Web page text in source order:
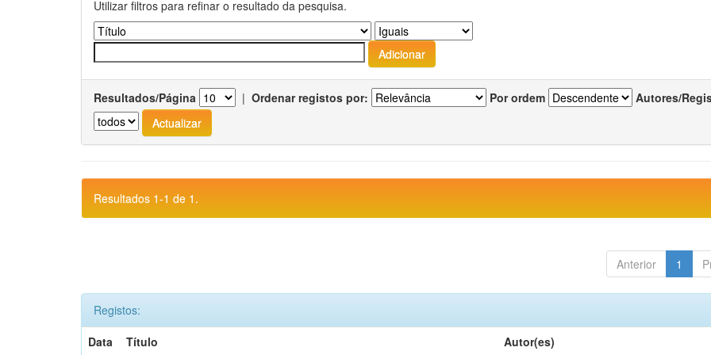
Utilizar filtros para refinar o resultado da pesquisa.
Resultados/Página | Ordenar registos por: Por ordem Autores/
Resultados 1-1 de 1.
Anterior 1
Registos:
Data
Título Autor(es)